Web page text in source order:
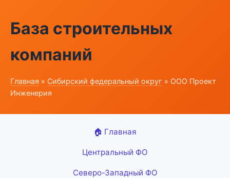
База строительных
компаний
Главная » Сибирский федеральный округ » ООО Проект
Инженерия
🏠 Главная
Центральный ФО
Северо-Западный ФО